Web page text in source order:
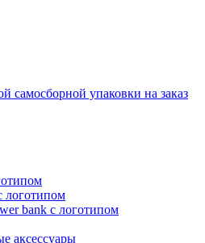
самосборной упаковки на заказ
логотипом
bank с логотипом
аксессуары